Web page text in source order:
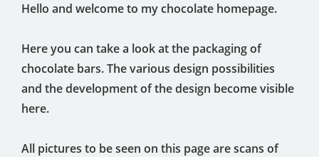
Hello and welcome to my chocolate homepage.
Here you can take a look at the packaging of
chocolate bars. The various design possibilities
and the development of the design become visible
here.
All pictures to be seen on this page are scans of